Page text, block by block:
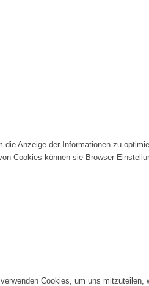
die Anzeige der Informationen zu
Cookies können sie Browser-
Cookies, um uns